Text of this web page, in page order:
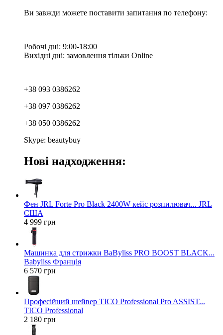
Ви завжди можете поставити запитання по телефону:
Робочі дні: 9:00-18:00
Вихідні дні: замовлення тільки Online
+38 093 0386262
+38 097 0386262
+38 050 0386262
Skype: beautybuy
Нові надходження:
Фен JRL Forte Pro Black 2400W кейс розпилювач... JRL
США
4 999 грн
Машинка для стрижки BaByliss PRO BOOST BLACK...
Babyliss Франція
6 570 грн
Професійний шейвер TICO Professional Pro ASSIST...
TICO Professional
2 180 грн